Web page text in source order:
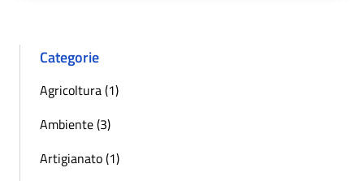
Categorie
Agricoltura (1)
Ambiente (3)
Artigianato (1)